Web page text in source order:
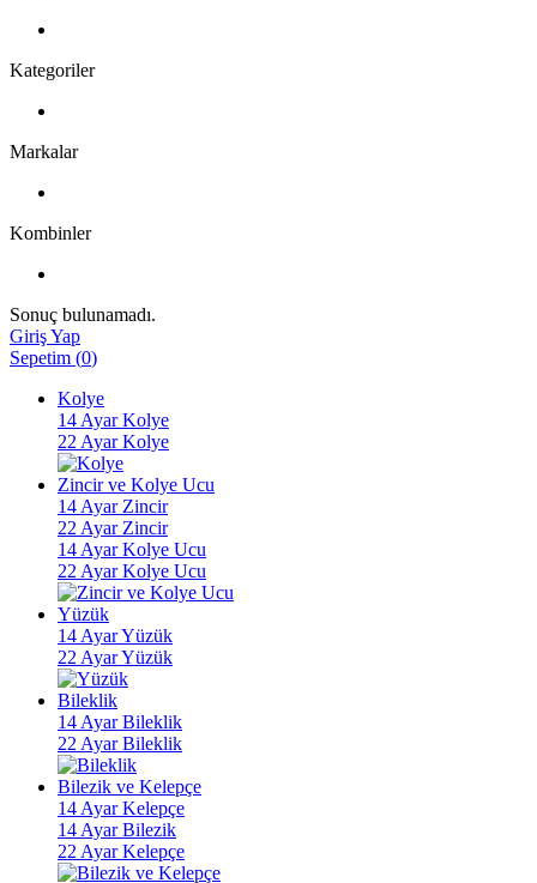
Kategoriler
Markalar
Kombinler
Sonuç bulunamadı.
Giriş Yap
Sepetim (0)
Kolye
14 Ayar Kolye
22 Ayar Kolye
Zincir ve Kolye Ucu
14 Ayar Zincir
22 Ayar Zincir
14 Ayar Kolye Ucu
22 Ayar Kolye Ucu
Yüzük
14 Ayar Yüzük
22 Ayar Yüzük
Bileklik
14 Ayar Bileklik
22 Ayar Bileklik
Bilezik ve Kelepçe
14 Ayar Kelepçe
14 Ayar Bilezik
22 Ayar Kelepçe